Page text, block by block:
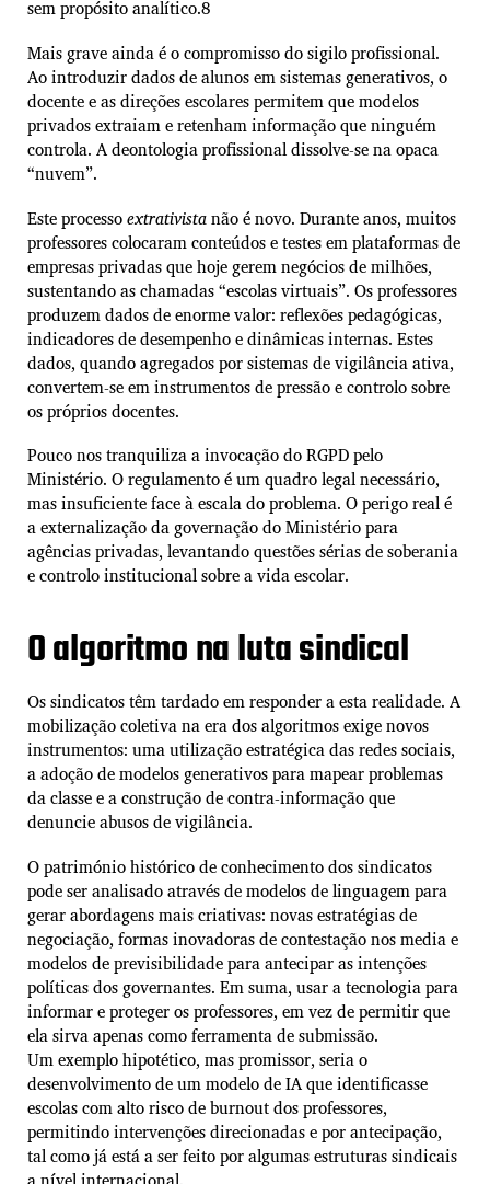
sem propósito analítico.8
Mais grave ainda é o compromisso do sigilo profissional.
Ao introduzir dados de alunos em sistemas generativos, o
docente e as direções escolares permitem que modelos
privados extraiam e retenham informação que ninguém
controla. A deontologia profissional dissolve-se na opaca
“nuvem”.
Este processoextrativistanão é novo. Durante anos, muitos
professores colocaram conteúdos e testes em plataformas de
empresas privadas que hoje gerem negócios de milhões,
sustentando as chamadas “escolas virtuais”. Os professores
produzem dados de enorme valor: reflexões pedagógicas,
indicadores de desempenho e dinâmicas internas. Estes
dados, quando agregados por sistemas de vigilância ativa,
convertem-se em instrumentos de pressão e controlo sobre
os próprios docentes.
Pouco nos tranquiliza a invocação do RGPD pelo
Ministério. O regulamento é um quadro legal necessário,
mas insuficiente face à escala do problema. O perigo real é
a externalização da governação do Ministério para
agências privadas, levantando questões sérias de soberania
e controlo institucional sobre a vida escolar.
O algoritmo na luta sindical
Os sindicatos têm tardado em responder a esta realidade. A
mobilização coletiva na era dos algoritmos exige novos
instrumentos: uma utilização estratégica das redes sociais,
a adoção de modelos generativos para mapear problemas
da classe e a construção de contra-informação que
denuncie abusos de vigilância.
O património histórico de conhecimento dos sindicatos
pode ser analisado através de modelos de linguagem para
gerar abordagens mais criativas: novas estratégias de
negociação, formas inovadoras de contestação nos media e
modelos de previsibilidade para antecipar as intenções
políticas dos governantes. Em suma, usar a tecnologia para
informar e proteger os professores, em vez de permitir que
ela sirva apenas como ferramenta de submissão.
Um exemplo hipotético, mas promissor, seria o
desenvolvimento de um modelo de IA que identificasse
escolas com alto risco de burnout dos professores,
permitindo intervenções direcionadas e por antecipação,
tal como já está a ser feito por algumas estruturas sindicais